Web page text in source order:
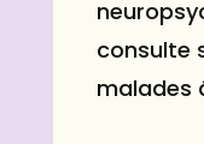
consulte
malades